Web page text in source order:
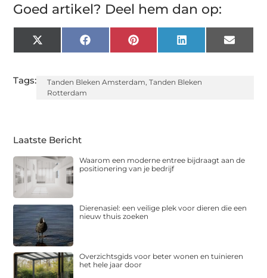
Goed artikel? Deel hem dan op:
X
(Twitter)
FacebookPinterest LinkedIn Email
Tags: Tanden Bleken Amsterdam ,Tanden Bleken
Rotterdam
Laatste Bericht
Waarom een moderne entree bijdraagt aan de
positionering van je bedrijf
Dierenasiel: een veilige plek voor dieren die een
nieuw thuis zoeken
Overzichtsgids voor beter wonen en tuinieren
het hele jaar door